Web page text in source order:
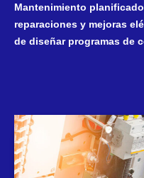
Mantenimiento
reparaciones y mejoras
de diseñar programas de